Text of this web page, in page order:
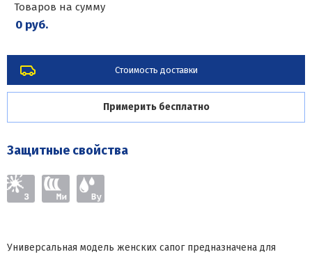
Товаров на сумму
0 руб.
Стоимость доставки
Примерить бесплатно
Защитные свойства
Универсальная модель женских сапог предназначена для